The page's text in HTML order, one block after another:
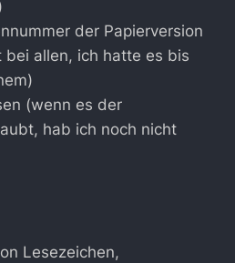
der Papierversion
bei allen, ich hatte es bis
(wenn es der
hab ich noch nicht
Lesezeichen,